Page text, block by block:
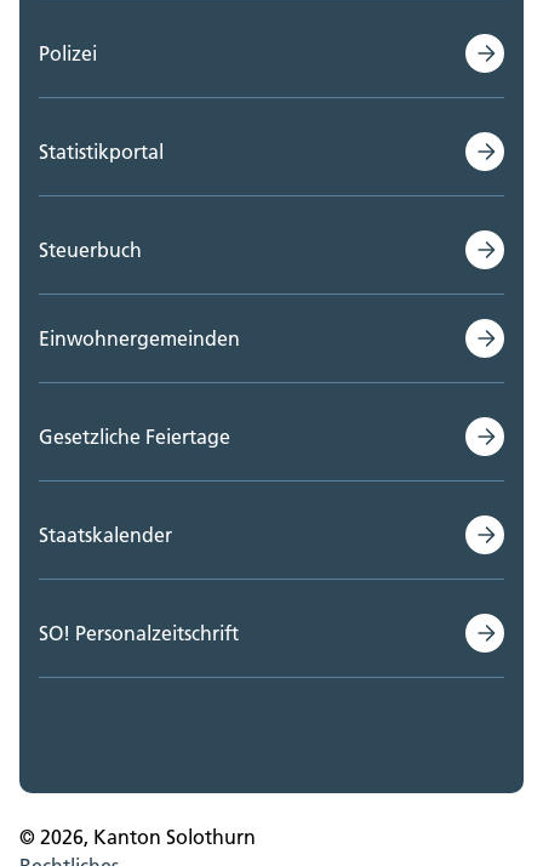
Polizei
Statistikportal
Steuerbuch
Einwohnergemeinden
Gesetzliche Feiertage
Staatskalender
SO! Personalzeitschrift
© 2026, Kanton Solothurn